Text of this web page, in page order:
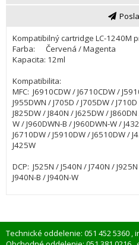
Kompatibilný cartridge LC-1240M
Farba: Červená / Magenta
Kapacita: 12ml
Kompatibilita:
MFC: J6910CDW / J6710CDW /
J955DWN / J705D / J705DW /
J825DW / J840N / J625DW /
W / J960DWN-B / J960DWN-W /
J6710DW / J5910DW / J6510DW /
J425W
DCP: J525N / J540N / J740N /
J940N-B / J940N-W
Technické oddelenie: 051 452 5360,